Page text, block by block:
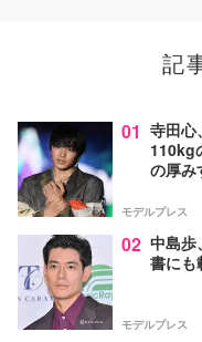
記
01 寺田
110kg
の厚み
モデルプレス
02 中島歩
書にも
モデルプレス